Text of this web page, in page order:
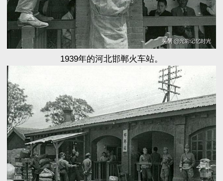
1939年的河北邯郸火车站。